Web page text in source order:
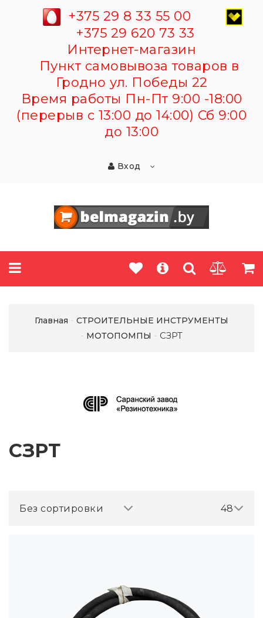
+375 29 8 33 55 00
+375 29 620 73 33
Интернет-магазин
Пункт самовывоза товаров в
Гродно ул. Победы 22
Время работы Пн-Пт 9:00 -18:00
(перерыв с 13:00 до 14:00) Сб 9:00
до 13:00
Вход
Главная
СТРОИТЕЛЬНЫЕ ИНСТРУМЕНТЫ
МОТОПОМПЫ
СЗРТ
СЗРТ
48
Без сортировки